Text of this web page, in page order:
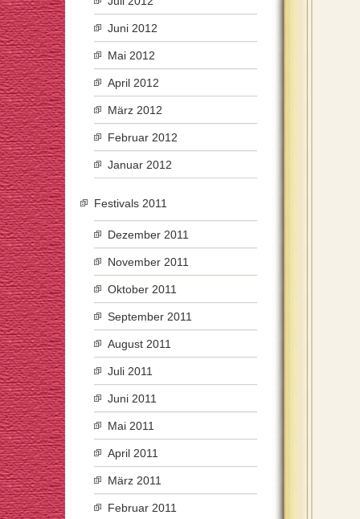
Juni 2012
Mai 2012
April 2012
März 2012
Februar 2012
Januar 2012
Festivals 2011
Dezember 2011
November 2011
Oktober 2011
September 2011
August 2011
Juli 2011
Juni 2011
Mai 2011
April 2011
März 2011
Februar 2011